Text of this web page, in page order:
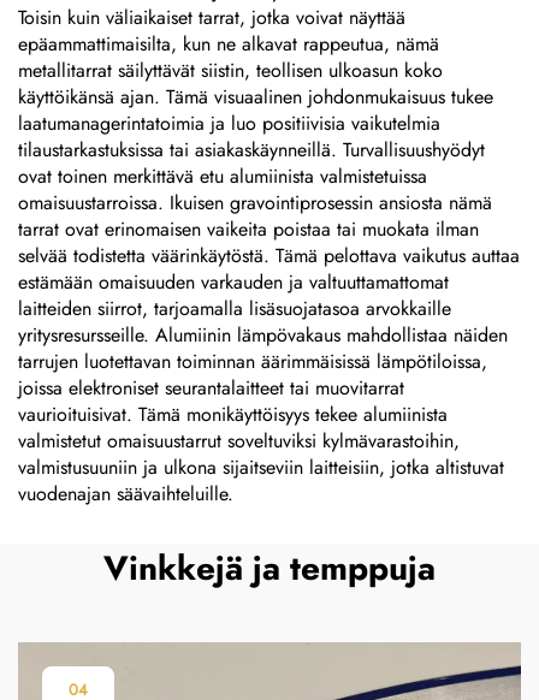
Toisin kuin väliaikaiset tarrat, jotka voivat näyttää
epäammattimaisilta, kun ne alkavat rappeutua, nämä
metallitarrat säilyttävät siistin, teollisen ulkoasun koko
käyttöikänsä ajan. Tämä visuaalinen johdonmukaisuus tukee
laatumanagerintatoimia ja luo positiivisia vaikutelmia
tilaustarkastuksissa tai asiakaskäynneillä. Turvallisuushyödyt
ovat toinen merkittävä etu alumiinista valmistetuissa
omaisuustarroissa. Ikuisen gravointiprosessin ansiosta nämä
tarrat ovat erinomaisen vaikeita poistaa tai muokata ilman
selvää todistetta väärinkäytöstä. Tämä pelottava vaikutus auttaa
estämään omaisuuden varkauden ja valtuuttamattomat
laitteiden siirrot, tarjoamalla lisäsuojatasoa arvokkaille
yritysresursseille. Alumiinin lämpövakaus mahdollistaa näiden
tarrujen luotettavan toiminnan äärimmäisissä lämpötiloissa,
joissa elektroniset seurantalaitteet tai muovitarrat
vaurioituisivat. Tämä monikäyttöisyys tekee alumiinista
valmistetut omaisuustarrut soveltuviksi kylmävarastoihin,
valmistusuuniin ja ulkona sijaitseviin laitteisiin, jotka altistuvat
vuodenajan säävaihteluille.
Vinkkejä ja temppuja
04